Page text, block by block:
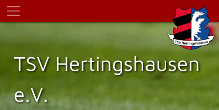
TSV Hertings­hausen
e.V.